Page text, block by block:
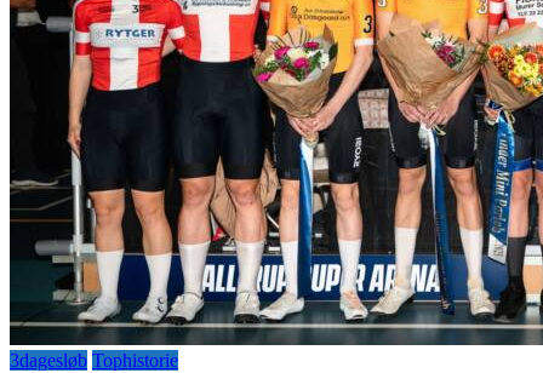
3dagesløb Tophistorie